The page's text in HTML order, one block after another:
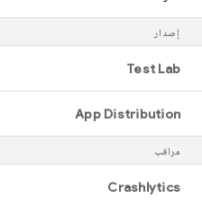
إصدار
Test Lab
App Distribution
مراقب
Crashlytics